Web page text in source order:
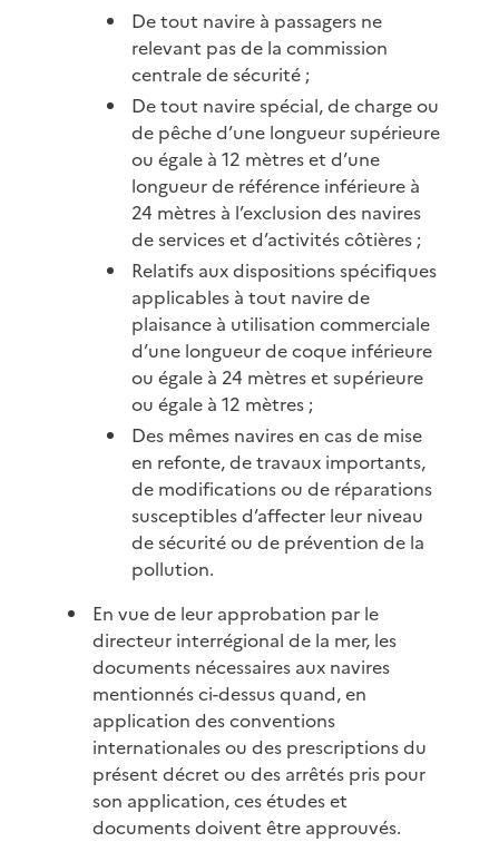
De tout navire à passagers ne
relevant pas de la commission
centrale de sécurité ;
De tout navire spécial, de charge ou
de pêche d’une longueur supérieure
ou égale à 12 mètres et d’une
longueur de référence inférieure à
24 mètres à l’exclusion des navires
de services et d’activités côtières ;
Relatifs aux dispositions spécifiques
applicables à tout navire de
plaisance à utilisation commerciale
d’une longueur de coque inférieure
ou égale à 24 mètres et supérieure
ou égale à 12 mètres ;
Des mêmes navires en cas de mise
en refonte, de travaux importants,
de modifications ou de réparations
susceptibles d’affecter leur niveau
de sécurité ou de prévention de la
pollution.
En vue de leur approbation par le
directeur interrégional de la mer, les
documents nécessaires aux navires
mentionnés ci-dessus quand, en
application des conventions
internationales ou des prescriptions du
présent décret ou des arrêtés pris pour
son application, ces études et
documents doivent être approuvés.